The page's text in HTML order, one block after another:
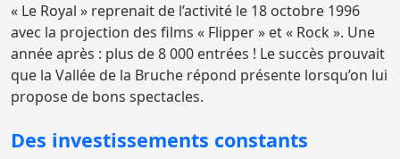
« Le Royal » reprenait de l’activité le 18 octobre 1996
avec la projection des films « Flipper » et « Rock ». Une
année après : plus de 8 000 entrées ! Le succès prouvait
que la Vallée de la Bruche répond présente lorsqu’on lui
propose de bons spectacles.
Des investissements constants